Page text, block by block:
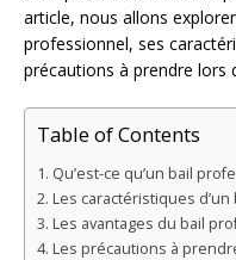
article, nous allons
professionnel, ses
précautions à prendre lors
Table of Contents
Qu’est-ce qu’un bail
Les caractéristiques
Les avantages du bail
Les précautions à